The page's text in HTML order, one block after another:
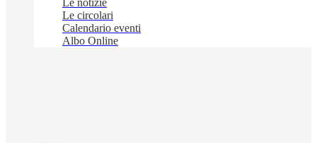
Le notizie
Le circolari
Calendario eventi
Albo Online